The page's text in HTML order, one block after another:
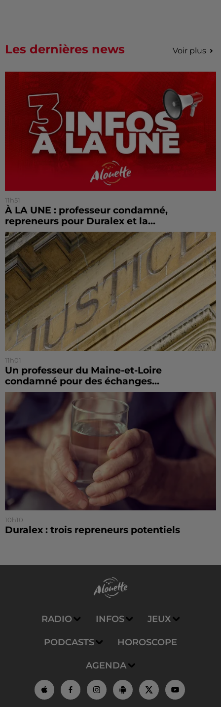
Les dernières news Voir plus
11h51
À LA UNE : professeur condamné,
repreneurs pour Duralex et la...
11h01
Un professeur du Maine-et-Loire
condamné pour des échanges...
10h10
Duralex : trois repreneurs potentiels
RADIO INFOS JEUX
PODCASTS HOROSCOPE
AGENDA